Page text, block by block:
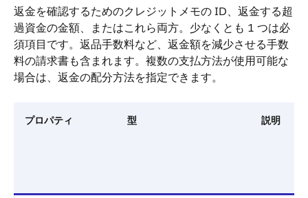
返金を確認するためのクレジットメモの ID、返金する超
過資金の金額、またはこれら両方。少なくとも 1 つは必
須項目です。返品手数料など、返金額を減少させる手数
料の請求書も含まれます。複数の支払方法が使用可能な
場合は、返金の配分方法を指定できます。
プロパティ 型 説明